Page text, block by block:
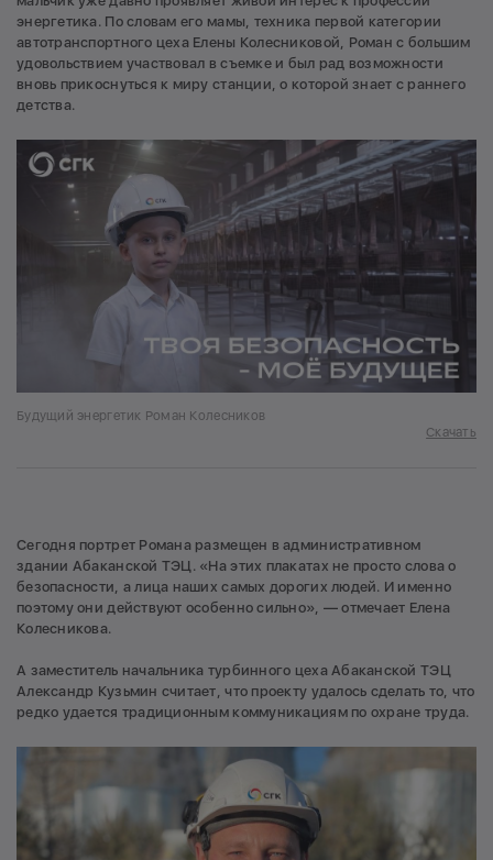
энергетика. По словам его мамы, техника первой категории
автотранспортного цеха Елены Колесниковой, Роман с большим
удовольствием участвовал в съемке и был рад возможности
вновь прикоснуться к миру станции, о которой знает с раннего
детства.
Будущий энергетик Роман Колесников
Скачать
Сегодня портрет Романа размещен в административном
здании Абаканской ТЭЦ. «На этих плакатах не просто слова о
безопасности, а лица наших самых дорогих людей. И именно
поэтому они действуют особенно сильно», — отмечает Елена
Колесникова.
А заместитель начальника турбинного цеха Абаканской ТЭЦ
Александр Кузьмин считает, что проекту удалось сделать то, что
редко удается традиционным коммуникациям по охране труда.